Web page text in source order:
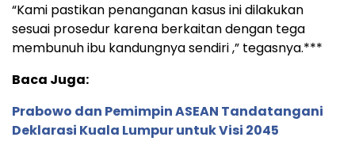
“Kami pastikan penanganan kasus ini dilakukan
sesuai prosedur karena berkaitan dengan tega
membunuh ibu kandungnya sendiri ,” tegasnya.***
Baca Juga:
Prabowo dan Pemimpin ASEAN Tandatangani
Deklarasi Kuala Lumpur untuk Visi 2045